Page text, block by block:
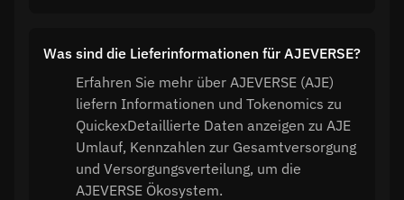
Was sind die Lieferinformationen für AJEVERSE?
Erfahren Sie mehr über AJEVERSE (AJE)
liefern Informationen und Tokenomics zu
QuickexDetaillierte Daten anzeigen zu AJE
Umlauf, Kennzahlen zur Gesamtversorgung
und Versorgungsverteilung, um die
AJEVERSE Ökosystem.